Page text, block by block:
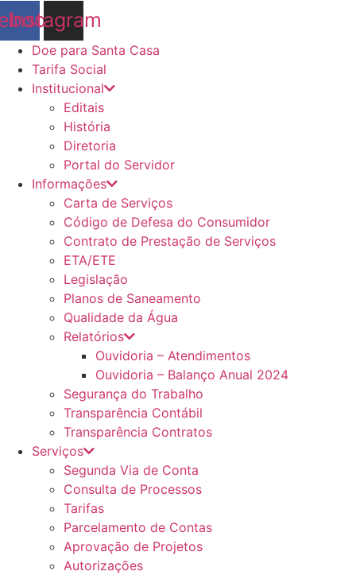
Instagram
Doe para Santa Casa
Tarifa Social
Institucional
Editais
História
Diretoria
Portal do Servidor
Informações
Carta de Serviços
Código de Defesa do Consumidor
Contrato de Prestação de Serviços
ETA/ETE
Legislação
Planos de Saneamento
Qualidade da Água
Relatórios
Ouvidoria – Atendimentos
Ouvidoria – Balanço Anual 2024
Segurança do Trabalho
Transparência Contábil
Transparência Contratos
Serviços
Segunda Via de Conta
Consulta de Processos
Tarifas
Parcelamento de Contas
Aprovação de Projetos
Autorizações